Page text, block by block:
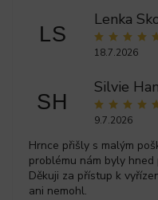
LS
Lenka
18.7.2026
SH
Silvie
9.7.2026
Hrnce přišly s malým
problému nám byly
Děkuji za přístup k
ani nemohl.